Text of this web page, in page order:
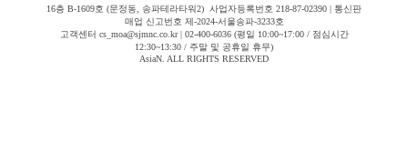
16층 B-1609호 (문정동, 송파테라타워2) 사업자등록번호 218-87-02390 | 통신판
매업 신고번호 제-2024-서울송파-3233호
고객센터 cs_moa@sjmnc.co.kr | 02-400-6036 (평일 10:00~17:00 / 점심시간
12:30~13:30 / 주말 및 공휴일 휴무)
AsiaN. ALL RIGHTS RESERVED